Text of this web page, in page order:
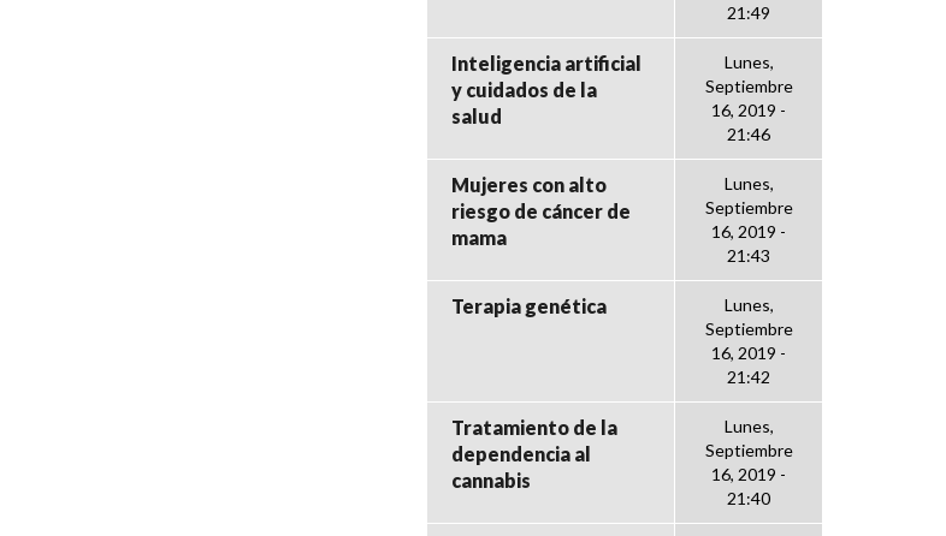
21:49
Inteligencia artificial
y cuidados de la
salud
Lunes,
Septiembre
16, 2019 -
21:46
Mujeres con alto
riesgo de cáncer de
mama
Lunes,
Septiembre
16, 2019 -
21:43
Terapia genética
Lunes,
Septiembre
16, 2019 -
21:42
Tratamiento de la
dependencia al
cannabis
Lunes,
Septiembre
16, 2019 -
21:40